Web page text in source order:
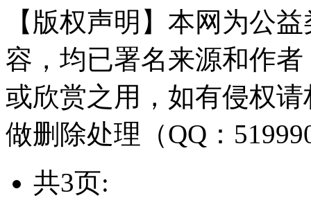
【版权声明】本网为公
容，均已署名来源和作
或欣赏之用，如有侵权
做删除处理（QQ：
共3页: